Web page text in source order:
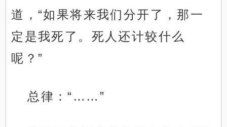
道，“如果将来我们分开了，那一
定是我死了。死人还计较什么
呢？”
总律：“……”